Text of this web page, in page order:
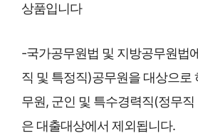
상품입니다
-국가공무원법 및 지방공무원법
직 및 특정직)공무원을 대상으로
무원, 군인 및 특수경력직(정무
은 대출대상에서 제외됩니다.